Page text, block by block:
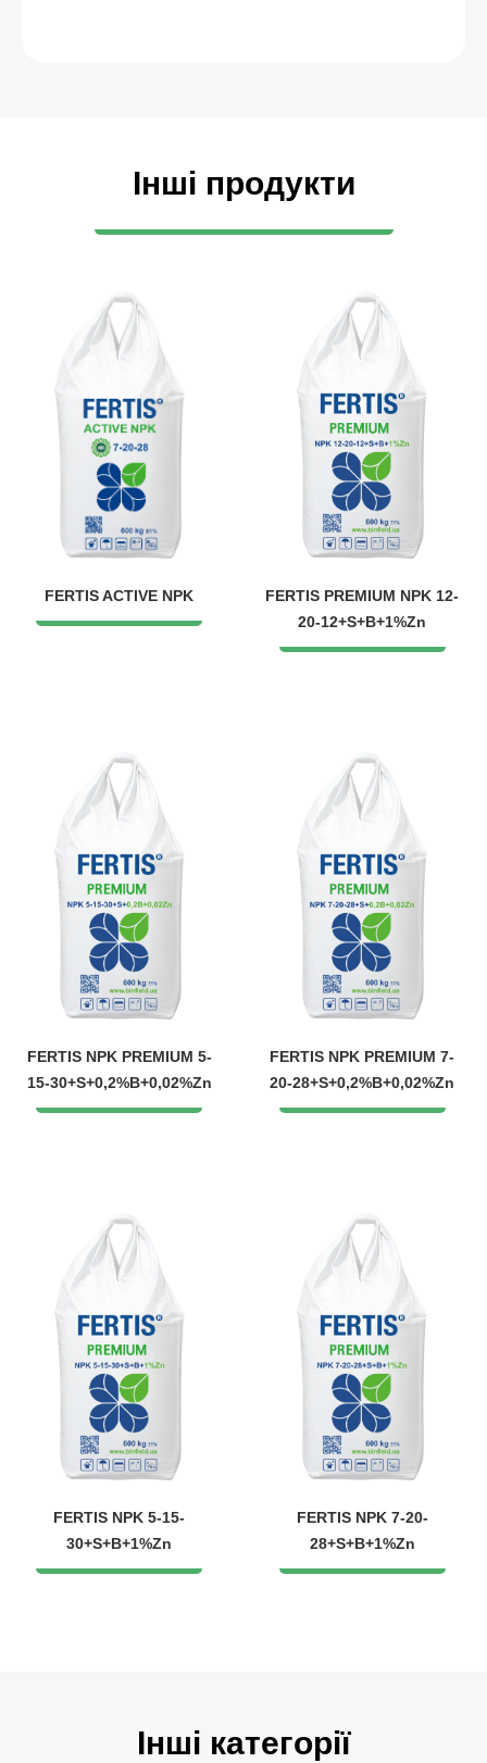
Інші продукти
FERTIS ACTIVE NPK
FERTIS PREMIUM NPK 12-
20-12+S+B+1%Zn
FERTIS NPK PREMIUM 5-
15-30+S+0,2%B+0,02%Zn
FERTIS NPK PREMIUM 7-
20-28+S+0,2%B+0,02%Zn
FERTIS NPK 5-15-
30+S+B+1%Zn
FERTIS NPK 7-20-
28+S+B+1%Zn
Інші категорії